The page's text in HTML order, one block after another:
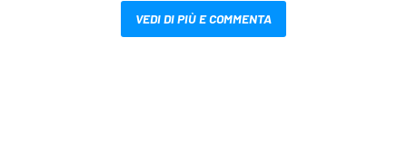
VEDI DI PIÙ E COMMENTA